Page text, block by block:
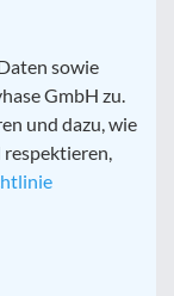
sowie
GmbH zu.
und dazu, wie